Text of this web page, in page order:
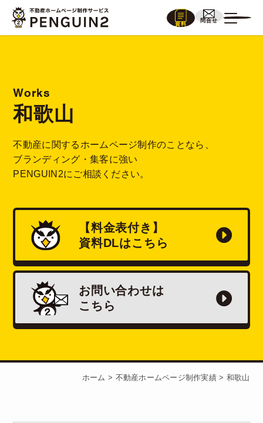
資料
問合せ
Works
和歌山
不動産に関するホームページ制作のことなら、
ブランディング・集客に強い
PENGUIN2にご相談ください。
【料金表付き】
資料DLはこちら
お問い合わせは
こちら
ホーム > 不動産ホームページ制作実績 > 和歌山